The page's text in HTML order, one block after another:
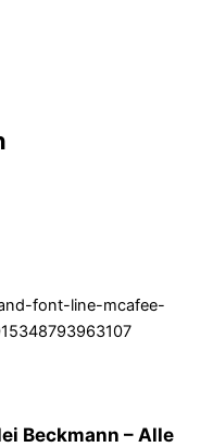
Beckmann – Alle